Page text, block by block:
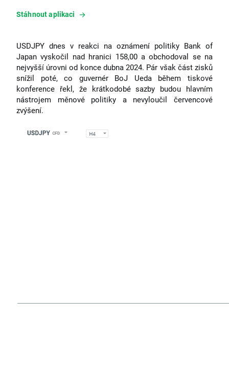
Stáhnout aplikaci
USDJPY dnes v reakci na oznámení politiky Bank of
Japan vyskočil nad hranici 158,00 a obchodoval se na
nejvyšší úrovni od konce dubna 2024. Pár však část zisků
snížil poté, co guvernér BoJ Ueda během tiskové
konference řekl, že krátkodobé sazby budou hlavním
nástrojem měnové politiky a nevyloučil červencové
zvýšení.